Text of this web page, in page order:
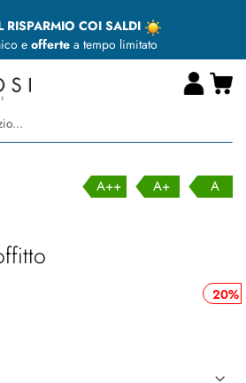
RISPARMIO COI SALDI
e offertea tempo limitato
A++ A+ A
20%